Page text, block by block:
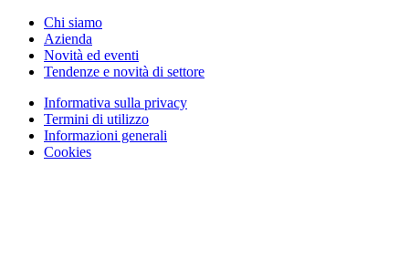
Chi siamo
Azienda
Novità ed eventi
Tendenze e novità di settore
Informativa sulla privacy
Termini di utilizzo
Informazioni generali
Cookies